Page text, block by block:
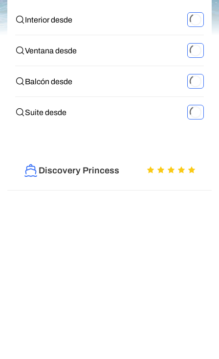
Interior desde
Ventana desde
Balcón desde
Suite desde
Discovery Princess